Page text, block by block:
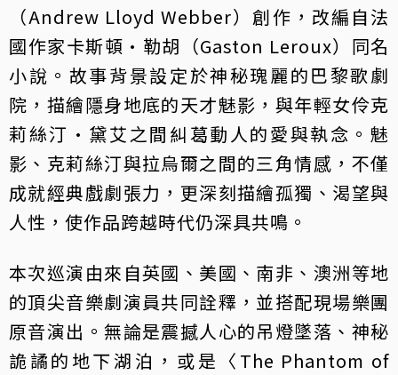
（Andrew Lloyd Webber）創作，改編自法
國作家卡斯頓·勒胡（Gaston Leroux）同名
小說。故事背景設定於神秘瑰麗的巴黎歌劇
院，描繪隱身地底的天才魅影，與年輕女伶克
莉絲汀·黛艾之間糾葛動人的愛與執念。魅
影、克莉絲汀與拉烏爾之間的三角情感，不僅
成就經典戲劇張力，更深刻描繪孤獨、渴望與
人性，使作品跨越時代仍深具共鳴。
本次巡演由來自英國、美國、南非、澳洲等地
的頂尖音樂劇演員共同詮釋，並搭配現場樂團
原音演出。無論是震撼人心的吊燈墜落、神秘
詭譎的地下湖泊，或是〈The Phantom of